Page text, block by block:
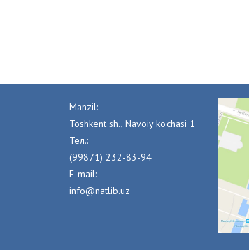
Manzil:
Toshkent sh., Navoiy ko'chasi 1
Тел.:
(99871) 232-83-94
E-mail:
info@natlib.uz